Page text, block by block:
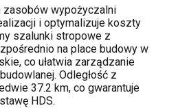
zasobów wypożyczalni
i optymalizuje koszty
szalunki stropowe z
na place budowy w
, co ułatwia zarządzanie
Odległość z
37.2 km, co gwarantuje
HDS.